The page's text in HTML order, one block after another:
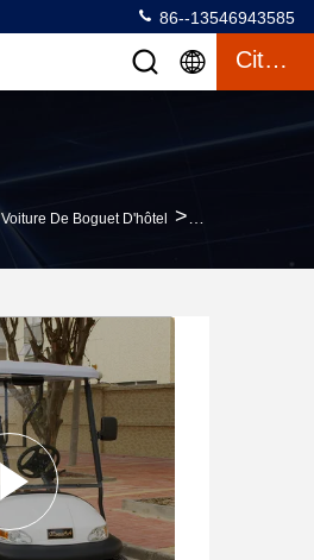
86--13546943585
Citation
Voiture De Boguet D'hôtel >